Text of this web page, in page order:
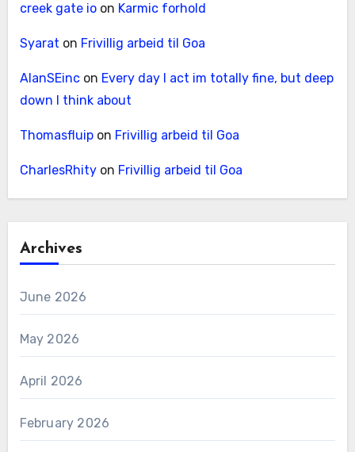
creek gate ioon Karmic forhold
Syarat on Frivillig arbeid til Goa
AlanSEincon Every day I act im totally fine, but deep
down I think about
Thomasfluipon Frivillig arbeid til Goa
CharlesRhityon Frivillig arbeid til Goa
Archives
June 2026
May 2026
April 2026
February 2026